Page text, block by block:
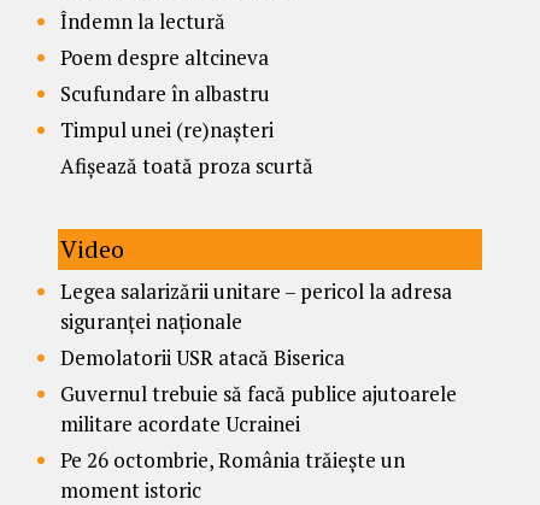
Îndemn la lectură
Poem despre altcineva
Scufundare în albastru
Timpul unei (re)nașteri
Afișează toată proza scurtă
Video
Legea salarizării unitare – pericol la adresa
siguranței naționale
Demolatorii USR atacă Biserica
Guvernul trebuie să facă publice ajutoarele
militare acordate Ucrainei
Pe 26 octombrie, România trăiește un
moment istoric